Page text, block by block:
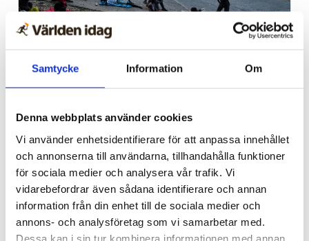
Samtycke Information Om
Denna webbplats använder cookies
Vi använder enhetsidentifierare för att anpassa innehållet
och annonserna till användarna, tillhandahålla funktioner
för sociala medier och analysera vår trafik. Vi
vidarebefordrar även sådana identifierare och annan
information från din enhet till de sociala medier och
annons- och analysföretag som vi samarbetar med.
Dessa kan i sin tur kombinera informationen med annan
Spanien/Marocko
Uppgifter: Tusentals
migranter kvar i Ceuta